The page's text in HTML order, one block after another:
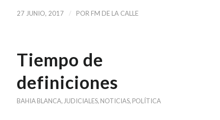
27 JUNIO, 2017 / POR FM DE LA CALLE
Tiempo de
definiciones
BAHIA BLANCA, JUDICIALES, NOTICIAS, POLÍTICA